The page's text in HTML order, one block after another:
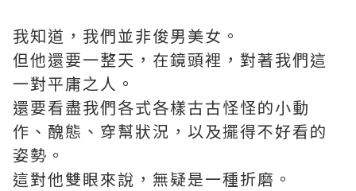
我知道，我們並非俊男美女。
但他還要一整天，在鏡頭裡，對著我們這
一對平庸之人。
還要看盡我們各式各樣古古怪怪的小動
作、醜態、穿幫狀況，以及擺得不好看的
姿勢。
這對他雙眼來說，無疑是一種折磨。